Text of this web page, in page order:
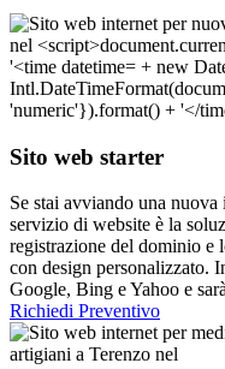
Sito web starter
Se stai avviando una
servizio di website è la
registrazione del dominio e
con design personalizzato.
Google, Bing e Yahoo e
Richiedi Preventivo